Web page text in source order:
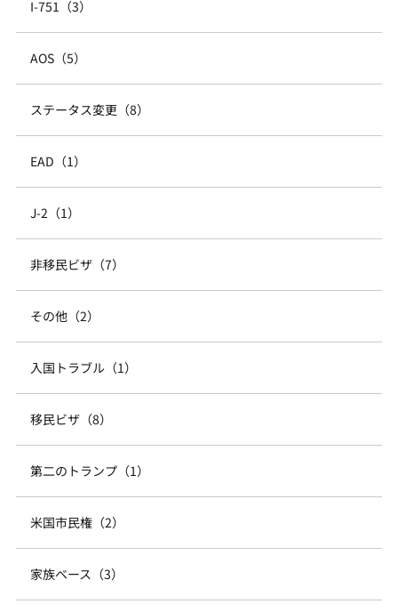
I-751（3）
AOS（5）
ステータス変更（8）
EAD（1）
J-2（1）
非移民ビザ（7）
その他（2）
入国トラブル（1）
移民ビザ（8）
第二のトランプ（1）
米国市民権（2）
家族ベース（3）